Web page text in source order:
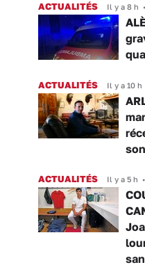
ACTUALITÉS Il y a 8 h •
ACTUALITÉS Il y a 10 h
ACTUALITÉS Il y a 5 h •